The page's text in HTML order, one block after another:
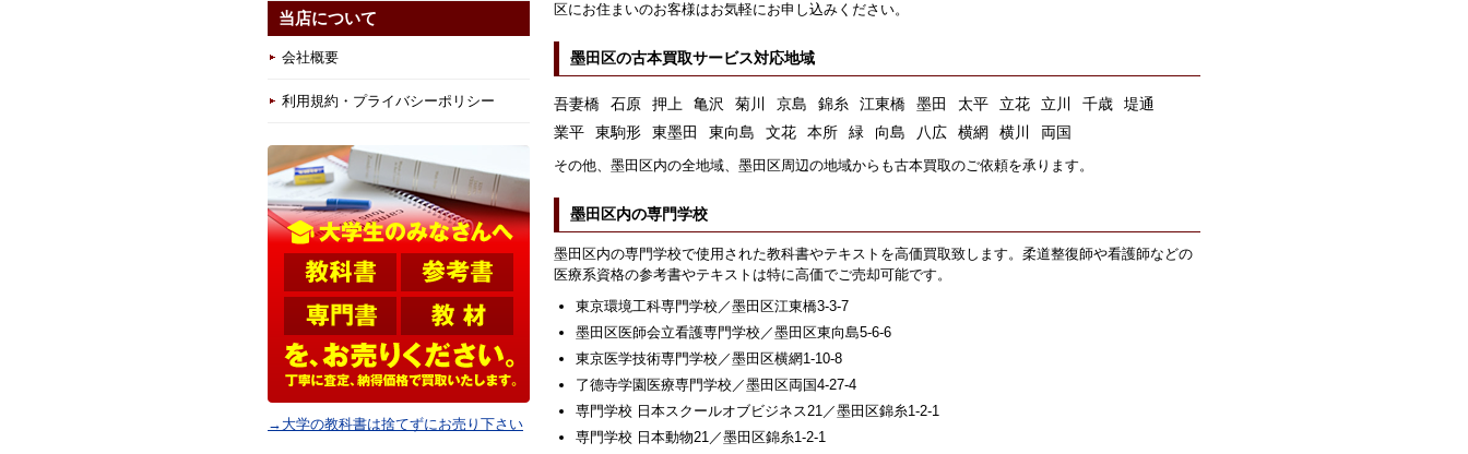
区にお住まいのお客様はお気軽にお申し込みください。
墨田区の古本買取サービス対応地域
吾妻橋 石原 押上 亀沢 菊川 京島 錦糸 江東橋 墨田 太平 立花 立川 千歳
堤通
業平
東駒形 東墨田 東向島 文花 本所 緑 向島 八広 横網 横川 両国
その他、墨田区内の全地域、墨田区周辺の地域からも古本買取のご依頼を承ります。
墨田区内の専門学校
墨田区内の専門学校で使用された教科書やテキストを高価買取致します。柔道整復師や看護師などの
医療系資格の参考書やテキストは特に高価でご売却可能です。
東京環境工科専門学校／墨田区江東橋3-3-7
墨田区医師会立看護専門学校／墨田区東向島5-6-6
東京医学技術専門学校／墨田区横網1-10-8
了德寺学園医療専門学校／墨田区両国4-27-4
専門学校 日本スクールオブビジネス21／墨田区錦糸1-2-1
専門学校 日本動物21／墨田区錦糸1-2-1
当店について
会社概要
利用規約・プライバシーポリシー
→大学の教科書は捨てずにお売り下さい